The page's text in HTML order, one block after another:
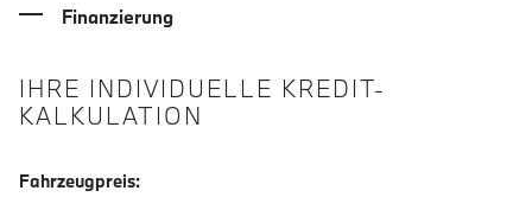
Finanzierung
IHRE INDIVIDUELLE KREDIT-
KALKULATION
Fahrzeugpreis: